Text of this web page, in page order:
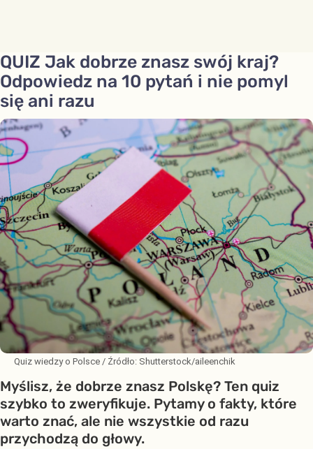
QUIZ Jak dobrze znasz swój kraj?
Odpowiedz na 10 pytań i nie pomyl
się ani razu
Quiz wiedzy o Polsce / Źródło: Shutterstock/aileenchik
Myślisz, że dobrze znasz Polskę? Ten quiz
szybko to zweryfikuje. Pytamy o fakty, które
warto znać, ale nie wszystkie od razu
przychodzą do głowy.